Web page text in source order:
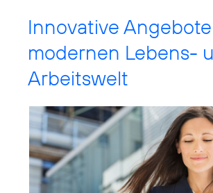
Innovative
modernen Lebens-
Arbeitswelt